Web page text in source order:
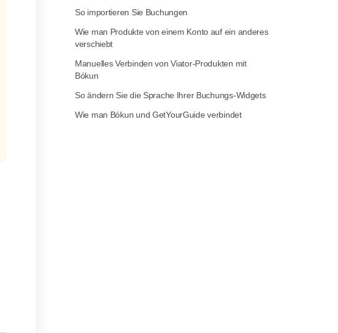
So importieren Sie Buchungen
Wie man Produkte von einem Konto auf ein anderes
verschiebt
Manuelles Verbinden von Viator-Produkten mit
Bókun
So ändern Sie die Sprache Ihrer Buchungs-Widgets
Wie man Bókun und GetYourGuide verbindet